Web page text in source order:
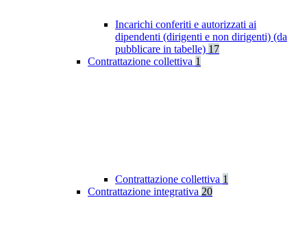
Incarichi conferiti e autorizzati ai
dipendenti (dirigenti e non dirigenti) (da
pubblicare in tabelle) 17
Contrattazione collettiva 1
Contrattazione collettiva 1
Contrattazione integrativa 20